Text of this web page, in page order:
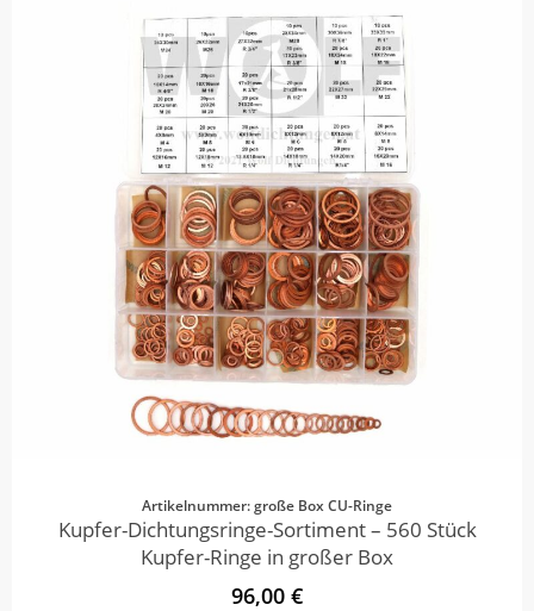
Artikelnummer: große Box CU-Ringe
Kupfer-Dichtungsringe-Sortiment – 560 Stück
Kupfer-Ringe in großer Box
96,00 €